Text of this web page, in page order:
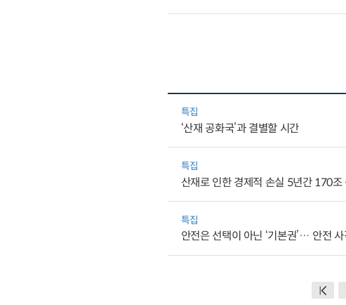
특집
‘산재 공화국’과 결별할 시간
특집
산재로 인한 경제적 손실 5년간 170
특집
안전은 선택이 아닌 ‘기본권’… 안전